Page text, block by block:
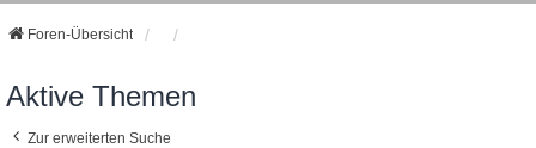
Foren-Übersicht
Aktive Themen
Zur erweiterten Suche